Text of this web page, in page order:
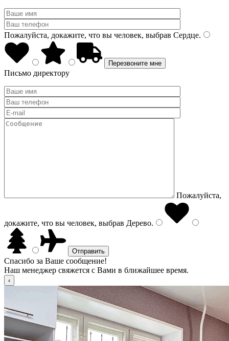
Пожалуйста, докажите, что вы человек, выбрав Сердце.
Письмо директору
Пожалуйста,
докажите, что вы человек, выбрав Дерево.
Спасибо за Ваше сообщение!
Наш менеджер свяжется с Вами в ближайшее время.